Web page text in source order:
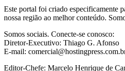
Este portal foi criado especificamente
nossa região ao melhor conteúdo.
Somos sociais. Conecte-se conosco:
Diretor-Executivo: Thiago G. Afonso
E-mail:
Editor-Chefe: Marcelo Henrique de